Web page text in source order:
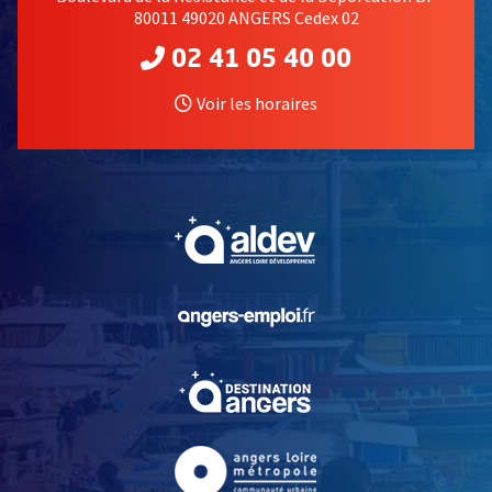
80011 49020 ANGERS Cedex 02
02 41 05 40 00
Voir les horaires
, Ouvre une nouvelle
, Ouvre une nouvelle